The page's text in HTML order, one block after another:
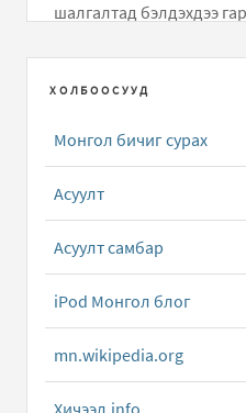
шалгалтад бэлдэхдээ
Дусал Бичээч (
Алмас:
Монгол Англи тол...
холбоосыг сэргээлээ.
Apple Dictionary.app
ХОЛБООСУУД
Монгол бичиг сурах
Асуулт
Асуулт самбар
iPod Монгол блог
mn.wikipedia.org